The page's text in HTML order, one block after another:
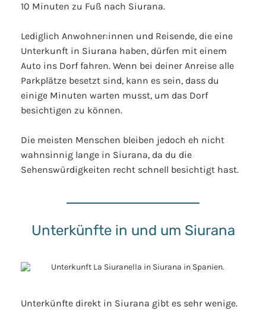
10 Minuten zu Fuß nach Siurana.
Lediglich Anwohner:innen und Reisende, die eine
Unterkunft in Siurana haben, dürfen mit einem
Auto ins Dorf fahren. Wenn bei deiner Anreise alle
Parkplätze besetzt sind, kann es sein, dass du
einige Minuten warten musst, um das Dorf
besichtigen zu können.
Die meisten Menschen bleiben jedoch eh nicht
wahnsinnig lange in Siurana, da du die
Sehenswürdigkeiten recht schnell besichtigt hast.
Unterkünfte in und um Siurana
Unterkünfte direkt in Siurana gibt es sehr wenige.